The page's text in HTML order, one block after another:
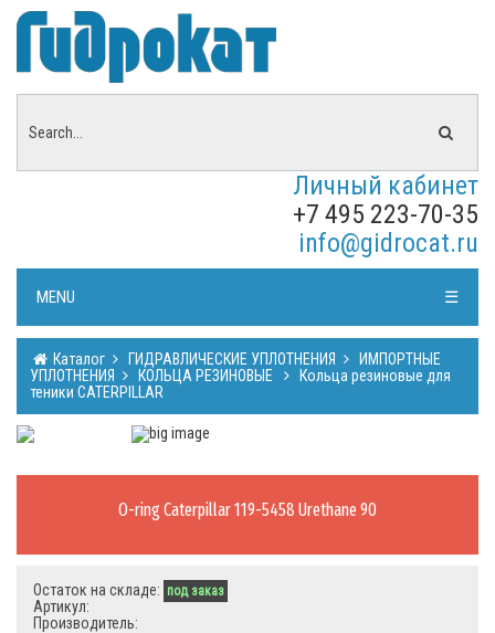
Личный кабинет
+7 495 223-70-35
info@gidrocat.ru
MENU ☰
Каталог ГИДРАВЛИЧЕСКИЕ УПЛОТНЕНИЯ
ИМПОРТНЫЕ
УПЛОТНЕНИЯ
КОЛЬЦА РЕЗИНОВЫЕ
Кольца резиновые для
теники CATERPILLAR
O-ring Caterpillar 119-5458 Urethane 90
Остаток на складе: под заказ
Артикул:
Производитель: